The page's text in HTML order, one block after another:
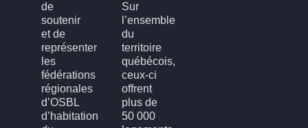
de
soutenir
et de
représenter
les
fédérations
régionales
d’OSBL
d’habitation
Sur
l’ensemble
du
territoire
québécois,
ceux-ci
offrent
plus de
50 000